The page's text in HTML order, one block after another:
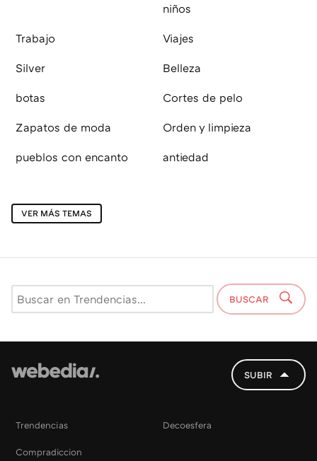
niños
Trabajo Viajes
Silver Belleza
botas Cortes de pelo
Zapatos de moda Orden y limpieza
pueblos con encanto antiedad
VER MÁS TEMAS
BUSCAR
SUBIR
Trendencias Decoesfera
Compradiccion